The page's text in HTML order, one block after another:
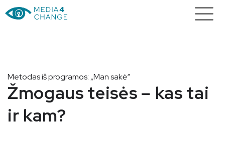
Metodas iš programos: „Man sakė“
Žmogaus teisės – kas tai
ir kam?